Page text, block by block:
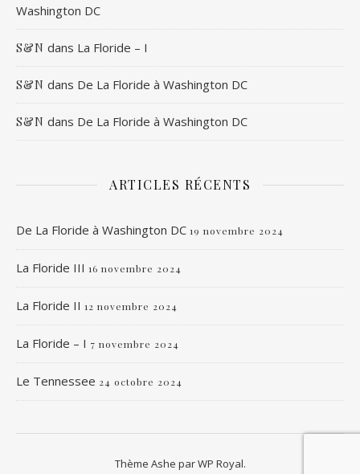
Washington DC
S&N dans La Floride – I
S&N dans De La Floride à Washington DC
S&N dans De La Floride à Washington DC
ARTICLES RÉCENTS
De La Floride à Washington DC 19 novembre 2024
La Floride III 16 novembre 2024
La Floride II 12 novembre 2024
La Floride – I 7 novembre 2024
Le Tennessee 24 octobre 2024
Thème Ashe parWP Royal.